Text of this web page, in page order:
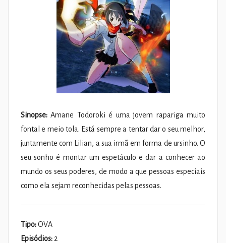
Sinopse: Amane Todoroki é uma jovem rapariga muito
fontal e meio tola. Está sempre a tentar dar o seu melhor,
juntamente com Lilian, a sua irmã em forma de ursinho. O
seu sonho é montar um espetáculo e dar a conhecer ao
mundo os seus poderes, de modo a que pessoas especiais
como ela sejam reconhecidas pelas pessoas.
Tipo:OVA
Episódios: 2